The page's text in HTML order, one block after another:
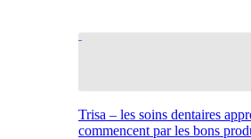
Trisa – les soins dentaires
commencent par les bons